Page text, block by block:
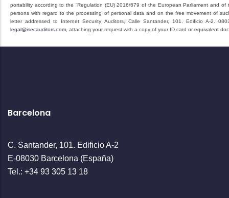
portability according to the “Regulation (EU) 2016/679 of the European Parliament and
persons with regard to the processing of personal data and on the free movement of
letter addressed to Internet Security Auditors, Calle Santander, 101. Edificio A-2.
legal@isecauditors.com , attaching your request with a copy of your ID card or equivalent
Barcelona
C. Santander, 101. Edificio A-2
E-08030 Barcelona (España)
Tel.: +34 93 305 13 18